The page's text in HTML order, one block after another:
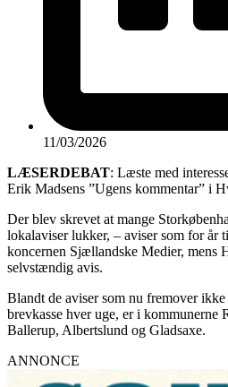
11/03/2026
LÆSERDEBAT: Læste med
Erik Madsens ”Ugens kommentar” i
Der blev skrevet at mange
lokalaviser lukker, – aviser som for år
koncernen Sjællandske Medier, mens
selvstændig avis.
Blandt de aviser som nu fremover
brevkasse hver uge, er i kommunerne
Ballerup, Albertslund og Gladsaxe.
ANNONCE